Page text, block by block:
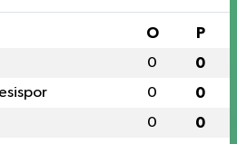
O P
0 0
0 0
0 0